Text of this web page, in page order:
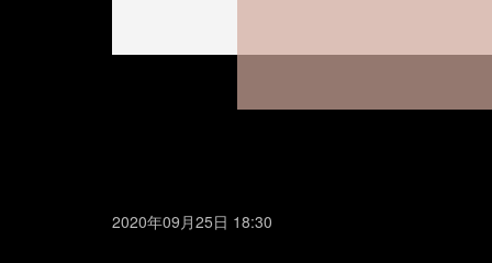
2020年09月25日 18:30